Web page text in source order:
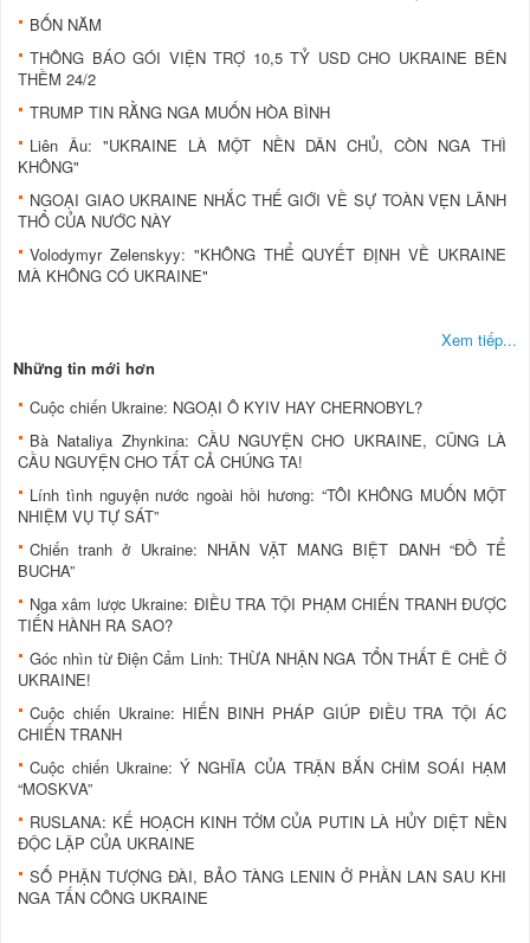
BỐN NĂM
THÔNG BÁO GÓI VIỆN TRỢ 10,5 TỶ USD CHO UKRAINE BÊN
THỀM 24/2
TRUMP TIN RẰNG NGA MUỐN HÒA BÌNH
Liên Âu: "UKRAINE LÀ MỘT NỀN DÂN CHỦ, CÒN NGA THÌ
KHÔNG"
NGOẠI GIAO UKRAINE NHẮC THẾ GIỚI VỀ SỰ TOÀN VẸN LÃNH
THỔ CỦA NƯỚC NÀY
Volodymyr Zelenskyy: "KHÔNG THỂ QUYẾT ĐỊNH VỀ UKRAINE
MÀ KHÔNG CÓ UKRAINE"
Xem tiếp...
Những tin mới hơn
Cuộc chiến Ukraine: NGOẠI Ô KYIV HAY CHERNOBYL?
Bà Nataliya Zhynkina: CẦU NGUYỆN CHO UKRAINE, CŨNG LÀ
CẦU NGUYỆN CHO TẤT CẢ CHÚNG TA!
Lính tình nguyện nước ngoài hồi hương: “TÔI KHÔNG MUỐN MỘT
NHIỆM VỤ TỰ SÁT”
Chiến tranh ở Ukraine: NHÂN VẬT MANG BIỆT DANH “ĐỒ TỂ
BUCHA”
Nga xâm lược Ukraine: ĐIỀU TRA TỘI PHẠM CHIẾN TRANH ĐƯỢC
TIẾN HÀNH RA SAO?
Góc nhìn từ Điện Cẩm Linh: THỪA NHẬN NGA TỔN THẤT Ê CHỀ Ở
UKRAINE!
Cuộc chiến Ukraine: HIẾN BINH PHÁP GIÚP ĐIỀU TRA TỘI ÁC
CHIẾN TRANH
Cuộc chiến Ukraine: Ý NGHĨA CỦA TRẬN BẮN CHÌM SOÁI HẠM
“MOSKVA”
RUSLANA: KẾ HOẠCH KINH TỞM CỦA PUTIN LÀ HỦY DIỆT NỀN
ĐỘC LẬP CỦA UKRAINE
SỐ PHẬN TƯỢNG ĐÀI, BẢO TÀNG LENIN Ở PHẦN LAN SAU KHI
NGA TẤN CÔNG UKRAINE